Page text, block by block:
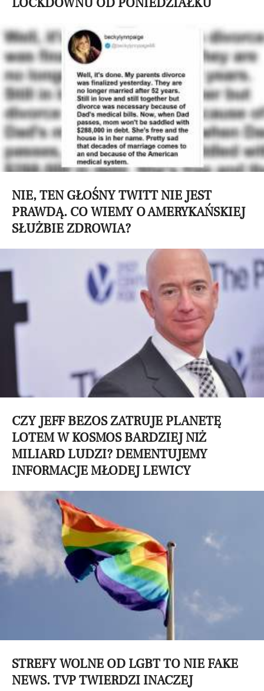
NIE, TEN GŁOŚNY TWITT NIE JEST
PRAWDĄ. CO WIEMY O AMERYKAŃSKIEJ
SŁUŻBIE ZDROWIA?
CZY JEFF BEZOS ZATRUJE PLANETĘ
LOTEM W KOSMOS BARDZIEJ NIŻ
MILIARD LUDZI? DEMENTUJEMY
INFORMACJE MŁODEJ LEWICY
STREFY WOLNE OD LGBT TO NIE FAKE
NEWS. TVP TWIERDZI INACZEJ